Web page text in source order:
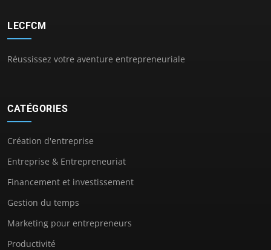
LECFCM
Réussissez votre aventure entrepreneuriale
CATÉGORIES
Création d'entreprise
Entreprise & Entrepreneuriat
Financement et investissement
Gestion du temps
Marketing pour entrepreneurs
Productivité